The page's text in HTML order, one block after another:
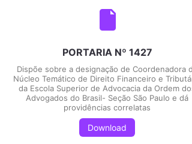
PORTARIA Nº 1427
Dispõe sobre a designação de Coordenadora
Núcleo Temático de Direito Financeiro e
da Escola Superior de Advocacia da Ordem
Advogados do Brasil- Seção São Paulo e dá
providências correlatas
Download